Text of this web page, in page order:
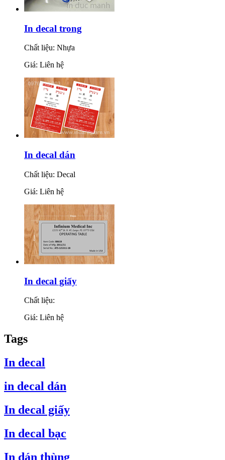
In decal trong
Chất liệu: Nhựa
Giá: Liên hệ
In decal dán
Chất liệu: Decal
Giá: Liên hệ
In decal giấy
Chất liệu:
Giá: Liên hệ
Tags
In decal
in decal dán
In decal giấy
In decal bạc
In dán thùng